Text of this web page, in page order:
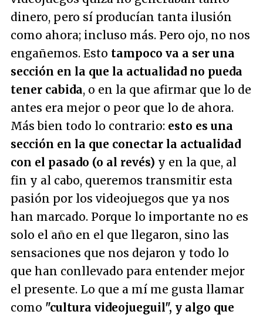
dinero, pero sí producían tanta ilusión
como ahora; incluso más. Pero ojo, no nos
engañemos. Esto tampoco va a ser una
sección en la que la actualidad no pueda
tener cabida, o en la que afirmar que lo de
antes era mejor o peor que lo de ahora.
Más bien todo lo contrario: esto es una
sección en la que conectar la actualidad
con el pasado (o al revés) y en la que, al
fin y al cabo, queremos transmitir esta
pasión por los videojuegos que ya nos
han marcado. Porque lo importante no es
solo el año en el que llegaron, sino las
sensaciones que nos dejaron y todo lo
que han conllevado para entender mejor
el presente. Lo que a mí me gusta llamar
como "cultura videojueguil", y algo que